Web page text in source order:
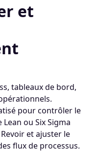
et
tableaux de bord,
pour contrôler le
ou Six Sigma
et ajuster le
flux de processus.